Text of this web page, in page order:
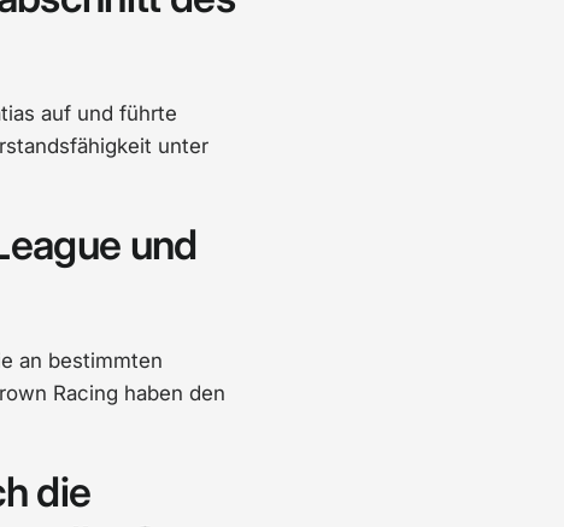
auf und führte
unter
und
an bestimmten
Racing haben den
die